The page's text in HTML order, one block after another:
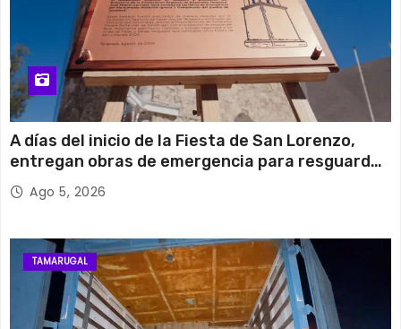
A días del inicio de la Fiesta de San Lorenzo,
entregan obras de emergencia para resguardar
su histórico campanario
Ago 5, 2026
TAMARUGAL